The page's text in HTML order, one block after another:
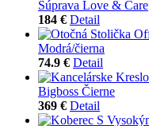
Súprava Love & Care
184 € Detail
Modrá/čierna
74.9 € Detail
Bigboss Čierne
369 € Detail